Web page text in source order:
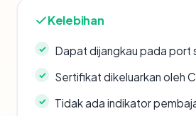
Kelebihan
Dapat dijangkau pada port
Sertifikat dikeluarkan oleh
Tidak ada indikator